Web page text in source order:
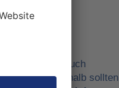
aber eben auch
wichtig. Deshalb sollten